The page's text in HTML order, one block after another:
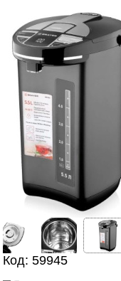
Код: 59945